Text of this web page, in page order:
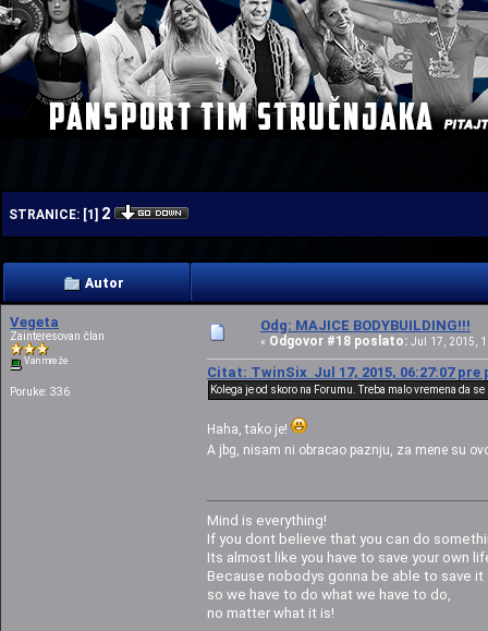
STRANICE: [1 ] 2
Autor
Vegeta
Zainteresovan član
Van mreže
Poruke: 336
Odg: MAJICE BODYBUILDING!!!
« Odgovor #18 poslato: Jul 17, 2015,
Citat: TwinSix Jul 17, 2015, 06:27:07 pre
Kolega je od skoro na Forumu. Treba malo vremena da
Haha, tako je!
A jbg, nisam ni obracao paznju, za mene su
Mind is everything!
If you dont believe that you can do
Its almost like you have to save your own
Because nobodys gonna be able to save it
so we have to do what we have to do,
no matter what it is!